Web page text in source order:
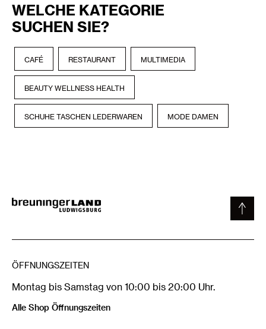
WELCHE KATEGORIE
SUCHEN SIE?
CAFÉ RESTAURANT MULTIMEDIA
BEAUTY WELLNESS HEALTH
SCHUHE TASCHEN LEDERWAREN MODE DAMEN
ÖFFNUNGSZEITEN
Montag bis Samstag von 10:00 bis 20:00 Uhr.
Alle Shop Öffnungszeiten